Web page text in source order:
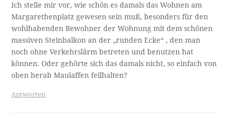
Ich stelle mir vor, wie schön es damals das Wohnen am
Margarethenplatz gewesen sein muß, besonders für den
wohlhabenden Bewohner der Wohnung mit dem schönen
massiven Steinbalkon an der „runden Ecke“ , den man
noch ohne Verkehrslärm betreten und benutzen hat
können. Oder gehörte sich das damals nicht, so einfach von
oben herab Maulaffen feilhalten?
Antworten